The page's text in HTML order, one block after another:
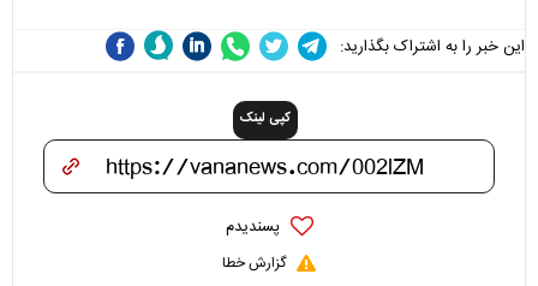
این خبر را به اشتراک بگذارید:
کپی لینک
پسندیدم
گزارش خطا